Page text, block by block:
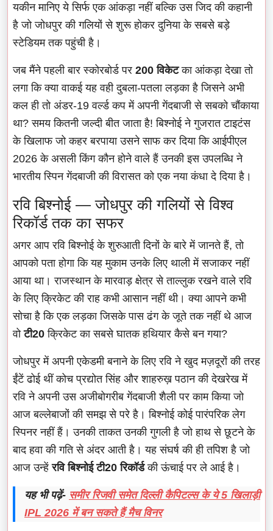
यकीन मानिए ये सिर्फ एक आंकड़ा नहीं बल्कि उस जिद की कहानी
है जो जोधपुर की गलियों से शुरू होकर दुनिया के सबसे बड़े
स्टेडियम तक पहुंची है।
जब मैंने पहली बार स्कोरबोर्ड पर 200 विकेटका आंकड़ा देखा तो
लगा कि क्या वाकई यह वही दुबला-पतला लड़का है जिसने अभी
कल ही तो अंडर-19 वर्ल्ड कप में अपनी गेंदबाजी से सबको चौंकाया
था? समय कितनी जल्दी बीत जाता है! बिश्नोई ने गुजरात टाइटंस
के खिलाफ जो कहर बरपाया उसने साफ कर दिया कि आईपीएल
2026 के असली किंग कौन होने वाले हैं उनकी इस उपलब्धि ने
भारतीय स्पिन गेंदबाजी की विरासत को एक नया कंधा दे दिया है।
रवि बिश्नोई — जोधपुर की गलियों से विश्व
रिकॉर्ड तक का सफर
अगर आप रवि बिश्नोई के शुरुआती दिनों के बारे में जानते हैं, तो
आपको पता होगा कि यह मुकाम उनके लिए थाली में सजाकर नहीं
आया था। राजस्थान के मारवाड़ क्षेत्र से ताल्लुक रखने वाले रवि
के लिए क्रिकेट की राह कभी आसान नहीं थी। क्या आपने कभी
सोचा है कि एक लड़का जिसके पास ढंग के जूते तक नहीं थे आज
वोटी20 क्रिकेट का सबसे घातक हथियार कैसे बन गया?
जोधपुर में अपनी एकेडमी बनाने के लिए रवि ने खुद मज़दूरों की तरह
ईंटें ढोई थीं कोच प्रद्योत सिंह और शाहरुख़ पठान की देखरेख में
रवि ने अपनी उस अजीबोगरीब गेंदबाजी शैली पर काम किया जो
आज बल्लेबाजों की समझ से परे है। बिश्नोई कोई पारंपरिक लेग
स्पिनर नहीं हैं। उनकी ताकत उनकी गुगली है जो हाथ से छूटने के
बाद हवा की गति से अंदर आती है। यह संघर्ष की ही तपिश है जो
आज उन्हेंरवि बिश्नोई टी20 रिकॉर्डकी ऊंचाई पर ले आई है।
यह भी पढ़ें- समीर रिजवी समेत दिल्ली कैपिटल्स के ये 5 खिलाड़ी
IPL 2026 में बन सकते हैं मैच विनर